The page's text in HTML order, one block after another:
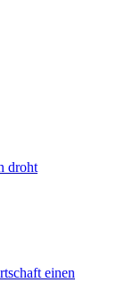
droht
einen